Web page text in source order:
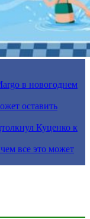
в новогоднем
оставить
Куценко к
все это может